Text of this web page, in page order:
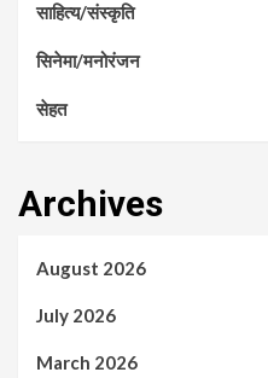
साहित्य/संस्कृति
सिनेमा/मनोरंजन
सेहत
Archives
August 2026
July 2026
March 2026